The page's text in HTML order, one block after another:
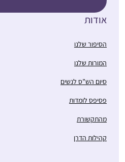
אודות
הסיפור שלנו
המורות שלנו
סיום הש”ס לנשים
פסיפס לומדות
מהתקשורת
קהילות הדרן